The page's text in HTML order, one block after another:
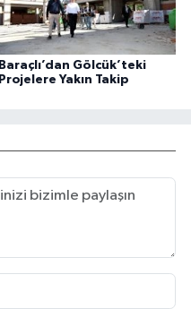
Baraçlı’dan Gölcük’teki
Projelere Yakın Takip